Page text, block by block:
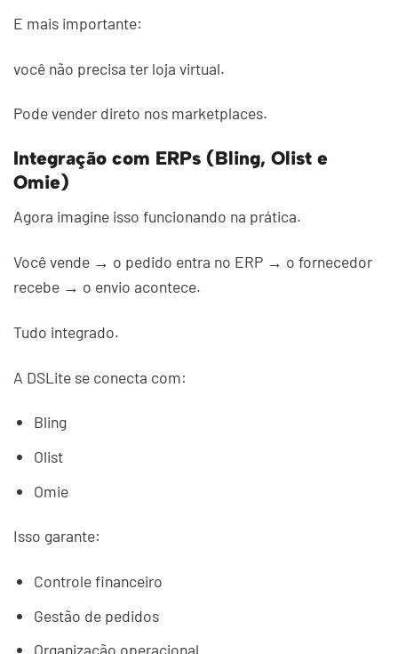
E mais importante:
você não precisa ter loja virtual.
Pode vender direto nos marketplaces.
Integração com ERPs (Bling, Olist e
Omie)
Agora imagine isso funcionando na prática.
Você vende → o pedido entra no ERP → o fornecedor
recebe → o envio acontece.
Tudo integrado.
A DSLite se conecta com:
Bling
Olist
Omie
Isso garante:
Controle financeiro
Gestão de pedidos
Organização operacional